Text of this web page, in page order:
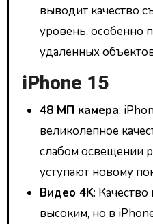
выводит качество
уровень, особенно
удалённых
iPhone 15
48 МП камера:
великолепное
слабом освещении
уступают новому
Видео 4K:
высоким, но в